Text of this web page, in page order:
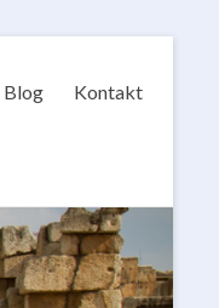
Blog Kontakt